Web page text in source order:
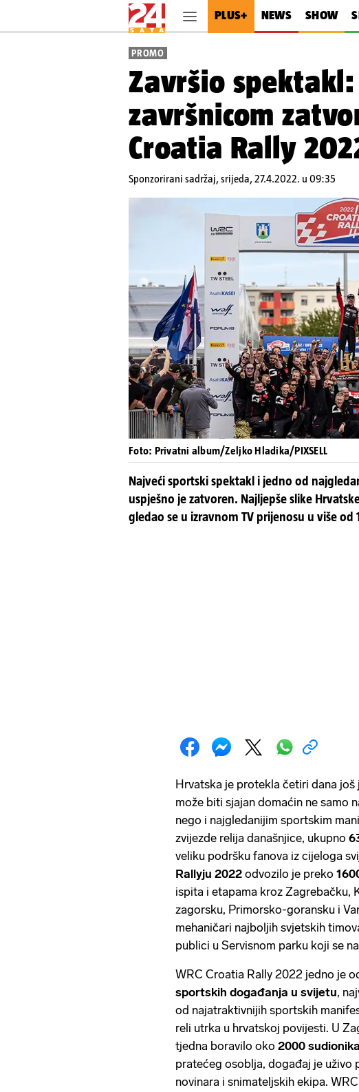
PLUS+ NEWS SHOW
PROMO
Završio
završnicom
Croatia Rally
Sponzorirani sadržaj,srijeda, 27.4.2022. u 09:35
Foto: Privatni album/Zeljko Hladika/PIXSELL
Najveći sportski spektakl i jedno od
uspješno je zatvoren. Najljepše slike
gledao se u izravnom TV prijenosu u više od
Hrvatska je protekla četiri dana još
može biti sjajan domaćin ne samo
nego i najgledanijim sportskim
zvijezde relija današnjice, ukupno
veliku podršku fanova iz cijeloga
Rallyju 2022 odvozilo je preko
ispita i etapama kroz Zagrebačku,
zagorsku, Primorsko-goransku i
mehaničari najboljih svjetskih
publici u Servisnom parku koji se
WRC Croatia Rally 2022 jedno je
sportskih događanja u svijetu,
od najatraktivnijih sportskih
reli utrka u hrvatskoj povijesti. U
tjedna boravilo oko 2000 sudionika
pratećeg osoblja, događaj je uživo
novinara i snimateljskih ekipa.